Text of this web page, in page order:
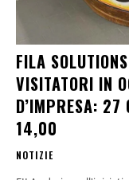
FILA
VISITATORI IN
D’IMPRESA: 27
14,00
NOTIZIE